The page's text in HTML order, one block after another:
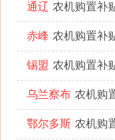
通辽 农机购置补
赤峰 农机购置补
锡盟 农机购置补
乌兰察布 农机购
鄂尔多斯 农机购